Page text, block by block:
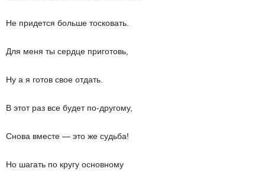
Не придется больше тосковать.
Для меня ты сердце приготовь,
Ну а я готов свое отдать.
В этот раз все будет по-другому,
Снова вместе — это же судьба!
Но шагать по кругу основному